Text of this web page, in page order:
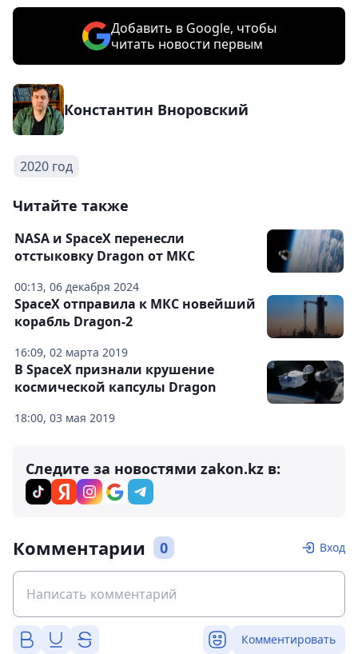
Добавить в Google, чтобы
читать новости первым
Константин Вноровский
2020 год
Читайте также
00:13, 06 декабря 2024
NASA и SpaceX перенесли
отстыковку Dragon от МКС
16:09, 02 марта 2019
SpaceX отправила к МКС новейший
корабль Dragon-2
18:00, 03 мая 2019
В SpaceX признали крушение
космической капсулы Dragon
Следите за новостями zakon.kz в:
Комментарии 0 Вход
Комментировать